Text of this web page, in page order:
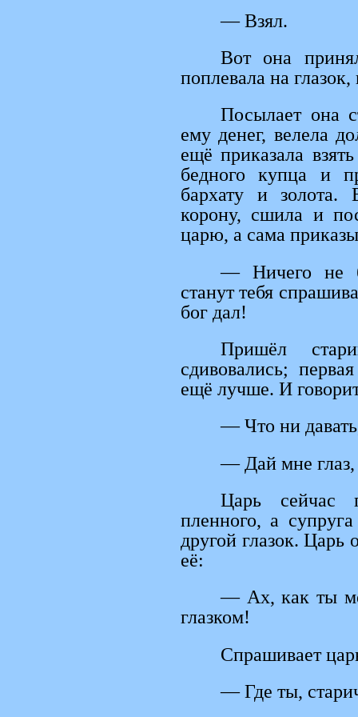
— Взял.
Вот она
поплевала на
Посылает она
ему денег, велела
ещё приказала
бедного купца и
бархату и
корону, сшила и
царю, а сама
— Ничего не
станут тебя
бог дал!
Пришёл
сдивовались;
ещё лучше. И
— Что ни
— Дай мне
Царь сейчас
пленного, а
другой глазок. Царь
её:
— Ах, как ты
глазком!
Спрашивает
— Где ты,